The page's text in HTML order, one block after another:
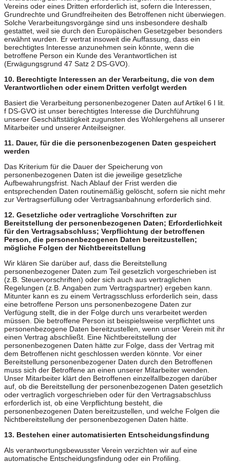
Vereins oder eines Dritten erforderlich ist, sofern die Interessen,
Grundrechte und Grundfreiheiten des Betroffenen nicht überwiegen.
Solche Verarbeitungsvorgänge sind uns insbesondere deshalb
gestattet, weil sie durch den Europäischen Gesetzgeber besonders
erwähnt wurden. Er vertrat insoweit die Auffassung, dass ein
berechtigtes Interesse anzunehmen sein könnte, wenn die
betroffene Person ein Kunde des Verantwortlichen ist
(Erwägungsgrund 47 Satz 2 DS-GVO).
10. Berechtigte Interessen an der Verarbeitung, die von dem
Verantwortlichen oder einem Dritten verfolgt werden
Basiert die Verarbeitung personenbezogener Daten auf Artikel 6 I lit.
f DS-GVO ist unser berechtigtes Interesse die Durchführung
unserer Geschäftstätigkeit zugunsten des Wohlergehens all unserer
Mitarbeiter und unserer Anteilseigner.
11. Dauer, für die die personenbezogenen Daten gespeichert
werden
Das Kriterium für die Dauer der Speicherung von
personenbezogenen Daten ist die jeweilige gesetzliche
Aufbewahrungsfrist. Nach Ablauf der Frist werden die
entsprechenden Daten routinemäßig gelöscht, sofern sie nicht mehr
zur Vertragserfüllung oder Vertragsanbahnung erforderlich sind.
12. Gesetzliche oder vertragliche Vorschriften zur
Bereitstellung der personenbezogenen Daten; Erforderlichkeit
für den Vertragsabschluss; Verpflichtung der betroffenen
Person, die personenbezogenen Daten bereitzustellen;
mögliche Folgen der Nichtbereitstellung
Wir klären Sie darüber auf, dass die Bereitstellung
personenbezogener Daten zum Teil gesetzlich vorgeschrieben ist
(z.B. Steuervorschriften) oder sich auch aus vertraglichen
Regelungen (z.B. Angaben zum Vertragspartner) ergeben kann.
Mitunter kann es zu einem Vertragsschluss erforderlich sein, dass
eine betroffene Person uns personenbezogene Daten zur
Verfügung stellt, die in der Folge durch uns verarbeitet werden
müssen. Die betroffene Person ist beispielsweise verpflichtet uns
personenbezogene Daten bereitzustellen, wenn unser Verein mit ihr
einen Vertrag abschließt. Eine Nichtbereitstellung der
personenbezogenen Daten hätte zur Folge, dass der Vertrag mit
dem Betroffenen nicht geschlossen werden könnte. Vor einer
Bereitstellung personenbezogener Daten durch den Betroffenen
muss sich der Betroffene an einen unserer Mitarbeiter wenden.
Unser Mitarbeiter klärt den Betroffenen einzelfallbezogen darüber
auf, ob die Bereitstellung der personenbezogenen Daten gesetzlich
oder vertraglich vorgeschrieben oder für den Vertragsabschluss
erforderlich ist, ob eine Verpflichtung besteht, die
personenbezogenen Daten bereitzustellen, und welche Folgen die
Nichtbereitstellung der personenbezogenen Daten hätte.
13. Bestehen einer automatisierten Entscheidungsfindung
Als verantwortungsbewusster Verein verzichten wir auf eine
automatische Entscheidungsfindung oder ein Profiling.